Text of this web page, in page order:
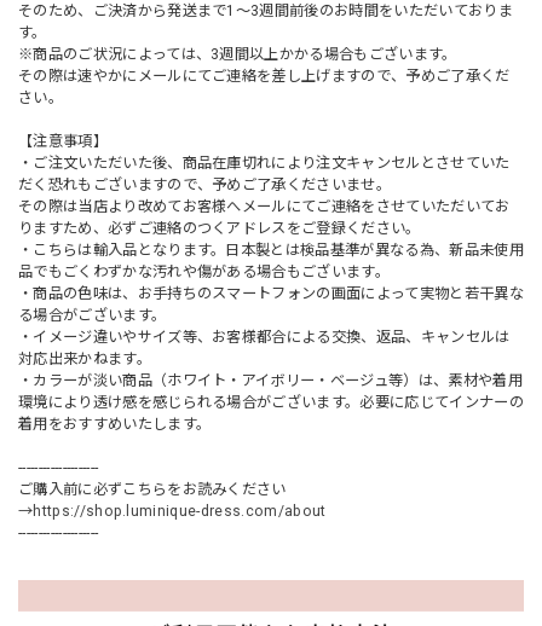
そのため、ご決済から発送まで1～3週間前後のお時間をいただいておりま
す。
※商品のご状況によっては、3週間以上かかる場合もございます。
その際は速やかにメールにてご連絡を差し上げますので、予めご了承くだ
さい。
【注意事項】
・ご注文いただいた後、商品在庫切れにより注文キャンセルとさせていた
だく恐れもございますので、予めご了承くださいませ。
その際は当店より改めてお客様へメールにてご連絡をさせていただいてお
りますため、必ずご連絡のつくアドレスをご登録ください。
・こちらは輸入品となります。日本製とは検品基準が異なる為、新品未使用
品でもごくわずかな汚れや傷がある場合もございます。
・商品の色味は、お手持ちのスマートフォンの画面によって実物と若干異な
る場合がございます。
・イメージ違いやサイズ等、お客様都合による交換、返品、キャンセルは
対応出来かねます。
・カラーが淡い商品（ホワイト・アイボリー・ベージュ等）は、素材や着用
環境により透け感を感じられる場合がございます。必要に応じてインナーの
着用をおすすめいたします。
--------------------
ご購入前に必ずこちらをお読みください
→https://shop.luminique-dress.com/about
--------------------